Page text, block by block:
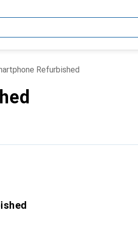
Refurbished